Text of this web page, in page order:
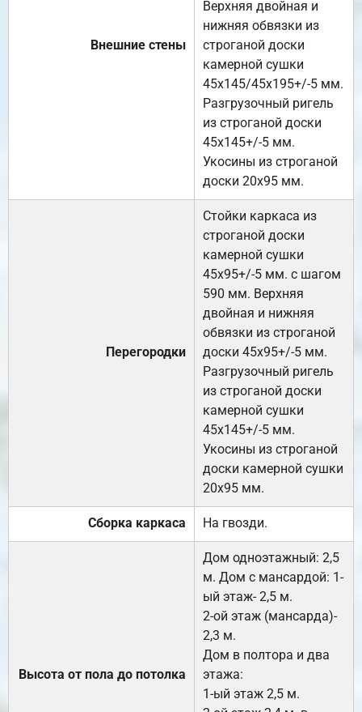
Внешние стены
Верхняя двойная и
нижняя обвязки из
строганой доски
камерной сушки
45х145/45х195+/-5 мм.
Разгрузочный ригель
из строганой доски
45х145+/-5 мм.
Укосины из строганой
доски 20х95 мм.
Перегородки
Стойки каркаса из
строганой доски
камерной сушки
45х95+/-5 мм. с шагом
590 мм. Верхняя
двойная и нижняя
обвязки из строганой
доски 45х95+/-5 мм.
Разгрузочный ригель
из строганой доски
камерной сушки
45х145+/-5 мм.
Укосины из строганой
доски камерной сушки
20х95 мм.
Сборка каркаса На гвозди.
Высота от пола до потолка
Дом одноэтажный: 2,5
м. Дом с мансардой: 1-
ый этаж- 2,5 м.
2-ой этаж (мансарда)-
2,3 м.
Дом в полтора и два
этажа:
1-ый этаж 2,5 м.